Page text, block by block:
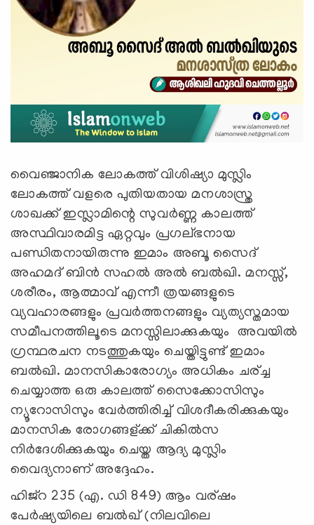
വൈഞ്ജാനിക ലോകത്ത് വിശിഷ്യാ മുസ്ലിം
ലോകത്ത് വളരെ പുതിയതായ മനശാസ്ത്ര
ശാഖക്ക് ഇസ്ലാമിന്റെ സുവർണ്ണ കാലത്ത്
അസ്ഥിവാരമിട്ട ഏറ്റവും പ്രഗല്ഭനായ
പണ്ഡിതനായിരുന്നു ഇമാം അബൂ സൈദ്
അഹമദ് ബിൻ സഹൽ അൽ ബൽഖി. മനസ്സ്,
ശരീരം, ആത്മാവ് എന്നീ ത്രയങ്ങളുടെ
വ്യവഹാരങ്ങളും പ്രവർത്തനങ്ങളും വ്യത്യസ്തമായ
സമീപനത്തിലൂടെ മനസ്സിലാക്കുകയും അവയിൽ
ഗ്രന്ഥരചന നടത്തുകയും ചെയ്തിട്ടുണ്ട് ഇമാം
ബൽഖി. മാനസികാരോഗ്യം അധികം ചര്ച്ച
ചെയ്യാത്ത ഒരു കാലത്ത് സൈക്കോസിസും
ന്യൂറോസിസും വേർത്തിരിച്ച് വിശദീകരിക്കുകയും
മാനസിക രോഗങ്ങള്ക്ക് ചികിൽസ
നിർദേശിക്കുകയും ചെയ്ത ആദ്യ മുസ്ലിം
വൈദ്യനാണ് അദ്ദേഹം.
ഹിജ്റ 235 (എ. ഡി 849) ആം വര്ഷം
പേർഷ്യയിലെ ബൽഖ് (നിലവിലെ